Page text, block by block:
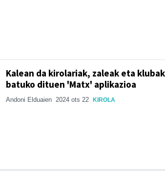
Kalean da kirolariak, zaleak eta klubak
batuko dituen 'Matx' aplikazioa
Andoni Elduaien 2024 ots 22 KIROLA